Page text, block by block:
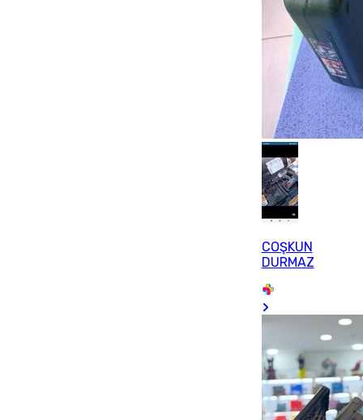
COŞKUN
DURMAZ